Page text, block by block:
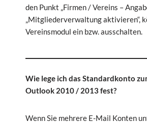
den Punkt „Firmen / Vereins –
„Mitgliederverwaltung aktivieren“,
Vereinsmodul ein bzw. ausschalten.
Wie lege ich das Standardkonto
Outlook 2010 / 2013 fest?
Wenn Sie mehrere E-Mail Konten